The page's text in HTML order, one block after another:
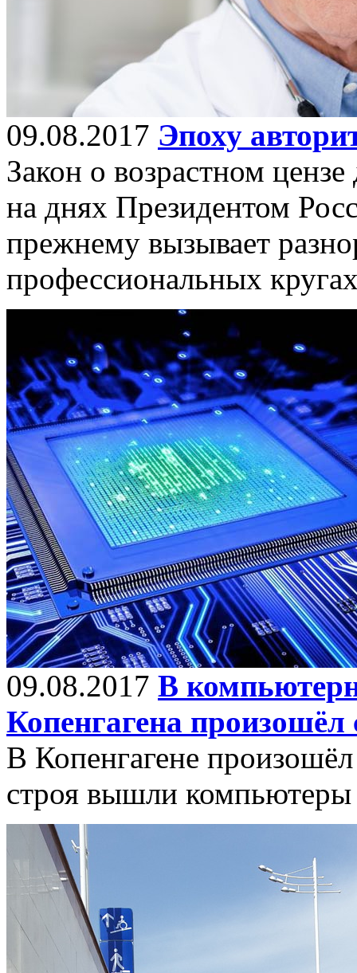
09.08.2017 Эпоху
Закон о возрастном
на днях Президентом
прежнему вызывает
профессиональных
09.08.2017 В
Копенгагена произошёл
В Копенгагене
строя вышли компьютеры